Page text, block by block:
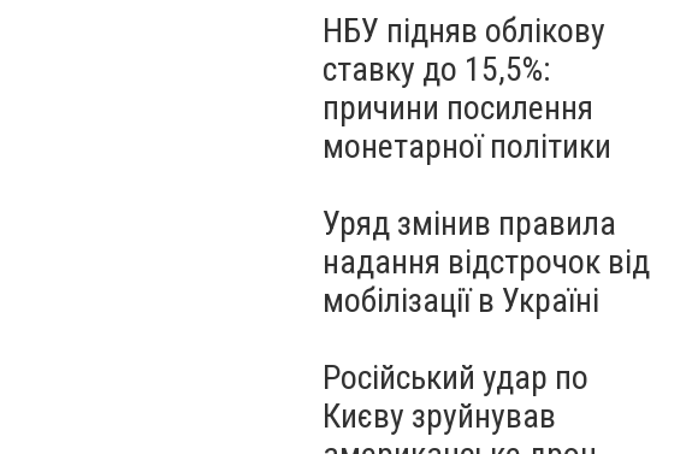
НБУ підняв облікову
ставку до 15,5%:
причини посилення
монетарної політики
Уряд змінив правила
надання відстрочок від
мобілізації в Україні
Російський удар по
Києву зруйнував